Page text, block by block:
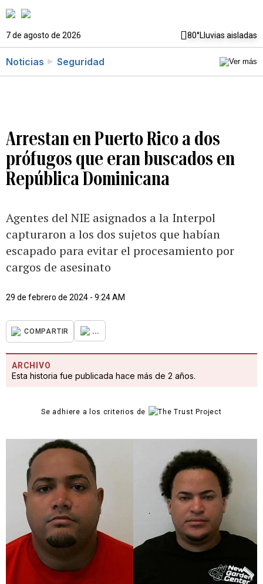
7 de agosto de 2026 80°Lluvias aisladas
Noticias Seguridad
Arrestan en Puerto Rico a dos
prófugos que eran buscados en
República Dominicana
Agentes del NIE asignados a la Interpol
capturaron a los dos sujetos que habían
escapado para evitar el procesamiento por
cargos de asesinato
29 de febrero de 2024 - 9:24 AM
COMPARTIR ...
ARCHIVO
Esta historia fue publicada hace más de 2 años.
Se adhiere a los criterios de